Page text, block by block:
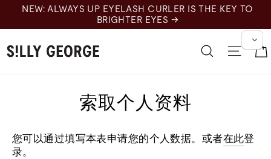
内
容
NEW: ALWAYS UP EYELASH CURLER IS THE KEY TO
BRIGHTER EYES →
搜索 网站
索取个人资料
您可以通过填写本表申请您的个人数据。或者在此登
录。